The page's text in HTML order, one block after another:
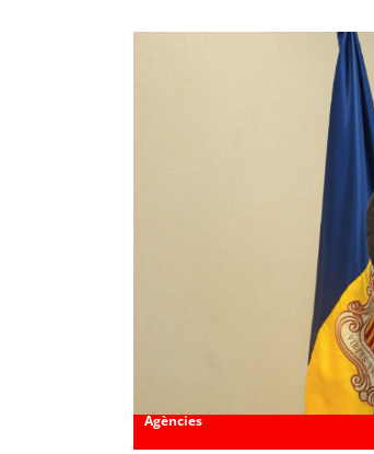
Agències